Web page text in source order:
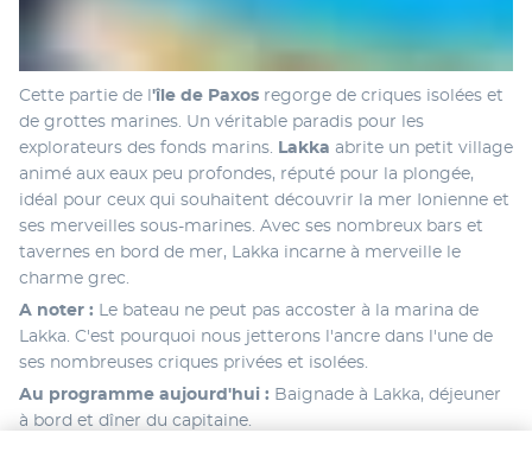
Cette partie de l 'île de Paxos regorge de criques isolées et
de grottes marines. Un véritable paradis pour les
explorateurs des fonds marins.
Lakka abrite un petit village
animé aux eaux peu profondes, réputé pour la plongée,
idéal pour ceux qui souhaitent découvrir la mer Ionienne et
ses merveilles sous-marines. Avec ses nombreux bars et
tavernes en bord de mer, Lakka incarne à merveille le
charme grec.
A noter :
Le bateau ne peut pas accoster à la marina de
Lakka. C'est pourquoi nous jetterons l'ancre dans l'une de
ses nombreuses criques privées et isolées.
Au programme aujourd'hui : Baignade à Lakka, déjeuner
à bord et dîner du capitaine.